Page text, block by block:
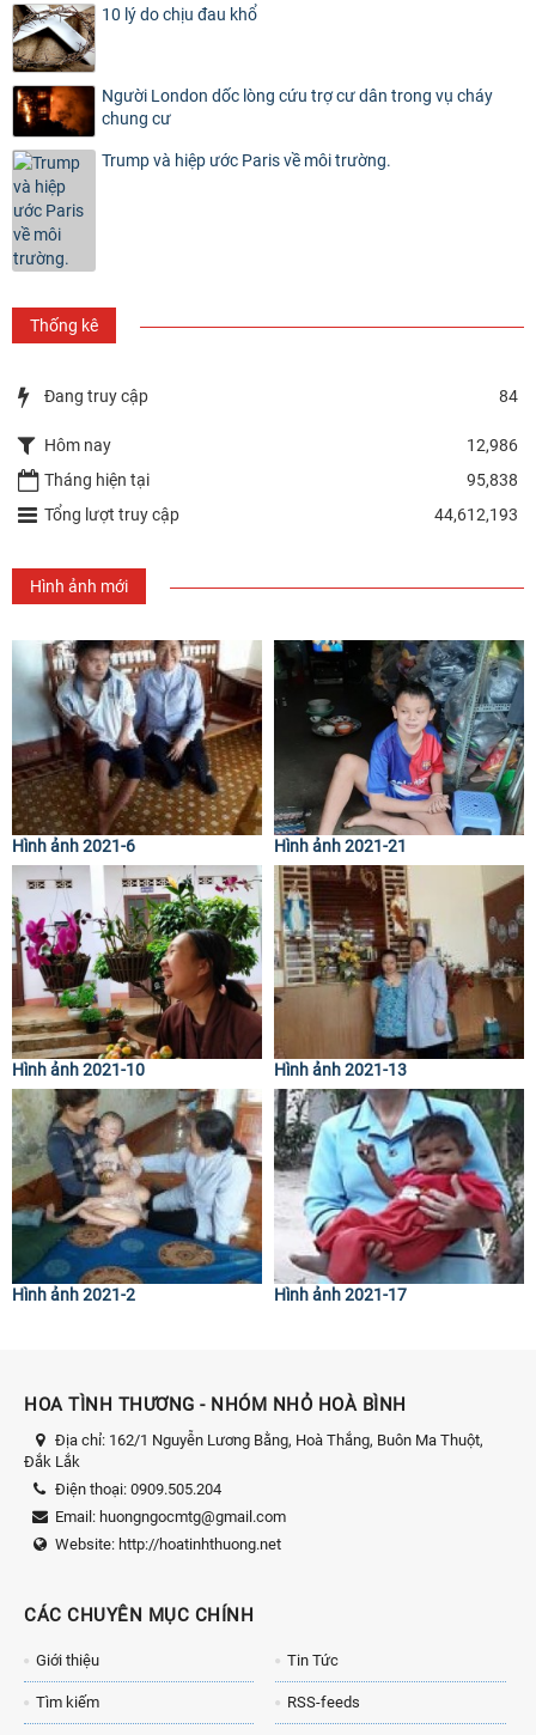
10 lý do chịu đau khổ
Người London dốc lòng cứu trợ cư dân trong vụ cháy
chung cư
Trump và hiệp ước Paris về môi trường.
Thống kê
Đang truy cập 84
Hôm nay
12,986
Tháng hiện tại
95,838
Tổng lượt truy cập
44,612,193
Hình ảnh mới
Hình ảnh 2021-6 Hình ảnh 2021-21
Hình ảnh 2021-10 Hình ảnh 2021-13
Hình ảnh 2021-2 Hình ảnh 2021-17
HOA TÌNH THƯƠNG - NHÓM NHỎ HOÀ BÌNH
Địa chỉ: 162/1 Nguyễn Lương Bằng, Hoà Thắng, Buôn Ma Thuột,
Đắk Lắk
Điện thoại: 0909.505.204
Email: huongngocmtg@gmail.com
Website: http://hoatinhthuong.net
CÁC CHUYÊN MỤC CHÍNH
Giới thiệu Tin Tức
Tìm kiếm RSS-feeds